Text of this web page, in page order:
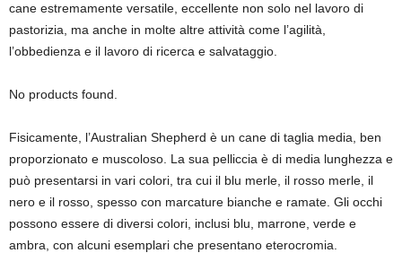
cane estremamente versatile, eccellente non solo nel lavoro di
pastorizia, ma anche in molte altre attività come l’agilità,
l’obbedienza e il lavoro di ricerca e salvataggio.
No products found.
Fisicamente, l’Australian Shepherd è un cane di taglia media, ben
proporzionato e muscoloso. La sua pelliccia è di media lunghezza e
può presentarsi in vari colori, tra cui il blu merle, il rosso merle, il
nero e il rosso, spesso con marcature bianche e ramate. Gli occhi
possono essere di diversi colori, inclusi blu, marrone, verde e
ambra, con alcuni esemplari che presentano eterocromia.